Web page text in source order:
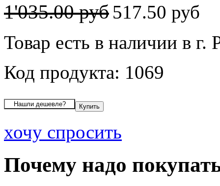
1'035.00 руб 517.50 руб
Товар есть в наличии в г.
Код продукта: 1069
хочу спросить
Почему надо